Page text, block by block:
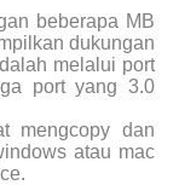
beberapa MB
dukungan
melalui port
port yang 3.0
mengcopy dan
atau mac